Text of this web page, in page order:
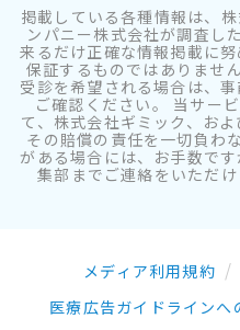
掲載している各種情報は、
ンパニー株式会社が調査し
来るだけ正確な情報掲載に
保証するものではありませ
受診を希望される場合は、
ご確認ください。 当サー
て、株式会社ギミック、お
その賠償の責任を一切負わ
がある場合には、お手数です
集部までご連絡をいただ
メディア利用規約
医療広告ガイドラインへ